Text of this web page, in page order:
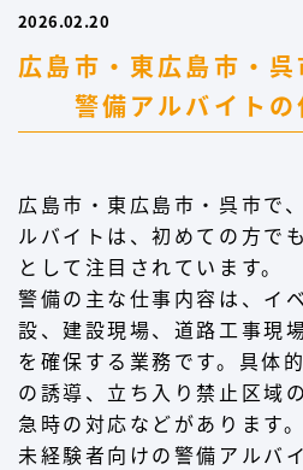
2026.02.20
広島市・東広島市・
警備アルバイトの
広島市・東広島市・呉市で
ルバイトは、初めての方で
として注目されています。
警備の主な仕事内容は、イ
設、建設現場、道路工事現
を確保する業務です。具体
の誘導、立ち入り禁止区域
急時の対応などがあります。
未経験者向けの警備アルバ